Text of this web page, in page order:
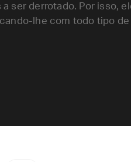
ser derrotado. Por isso,
lhe com todo tipo